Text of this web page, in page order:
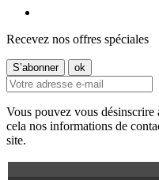
Recevez nos offres spéciales
Vous pouvez vous
cela nos informations de
site.